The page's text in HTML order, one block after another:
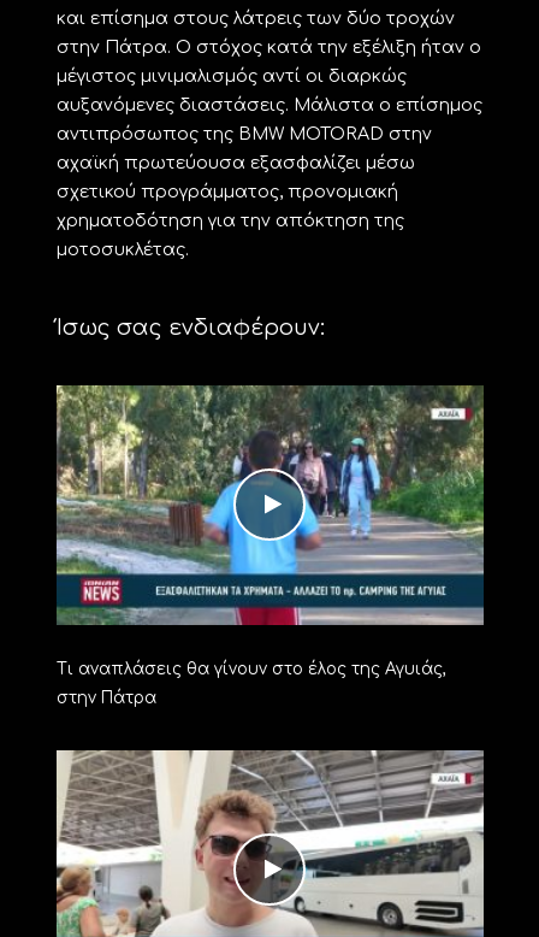
και επίσημα στους λάτρεις των δύο τροχών
στην Πάτρα. Ο στόχος κατά την εξέλιξη ήταν ο
μέγιστος μινιμαλισμός αντί οι διαρκώς
αυξανόμενες διαστάσεις. Μάλιστα ο επίσημος
αντιπρόσωπος της BMW MOTORAD στην
αχαϊκή πρωτεύουσα εξασφαλίζει μέσω
σχετικού προγράμματος, προνομιακή
χρηματοδότηση για την απόκτηση της
μοτοσυκλέτας.
Ίσως σας ενδιαφέρουν:
Τι αναπλάσεις θα γίνουν στο έλος της Αγυιάς,
στην Πάτρα